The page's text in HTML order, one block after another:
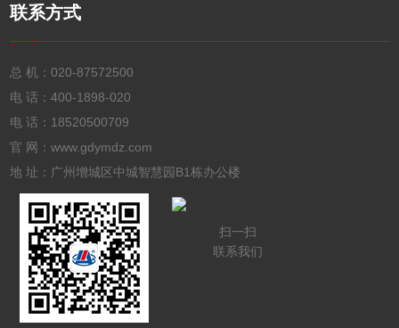
联系方式
总 机：020-87572500
电 话：400-1898-020
电 话： 18520500709
官 网：www.gdymdz.com
地 址：广州增城区中城智慧园B1栋办公楼
扫一扫
联系我们